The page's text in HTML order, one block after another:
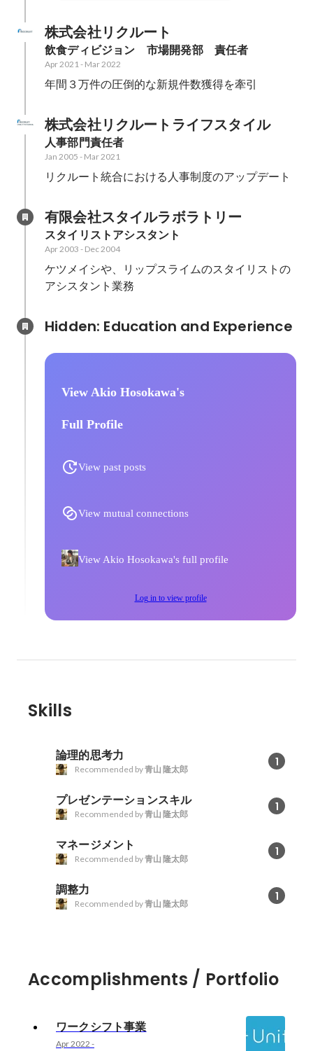
株式会社リクルート
飲食ディビジョン　市場開発部　責任者
Apr 2021- Mar 2022
年間３万件の圧倒的な新規件数獲得を牽引
株式会社リクルートライフスタイル
人事部門責任者
Jan 2005 - Mar 2021
リクルート統合における人事制度のアップデート
有限会社スタイルラボラトリー
スタイリストアシスタント
Apr 2003 - Dec 2004
ケツメイシや、リップスライムのスタイリストの
アシスタント業務
View Akio Hosokawa's
Full Profile
View past posts
View mutual connections
View Akio Hosokawa's full profile
Log in to view profile
Skills
論理的思考力 1
Recommended by青山 隆太郎
プレゼンテーションスキル 1
Recommended by青山 隆太郎
マネージメント 1
Recommended by青山 隆太郎
調整力 1
Recommended by青山 隆太郎
Accomplishments / Portfolio
ワークシフト事業
Apr 2022 -